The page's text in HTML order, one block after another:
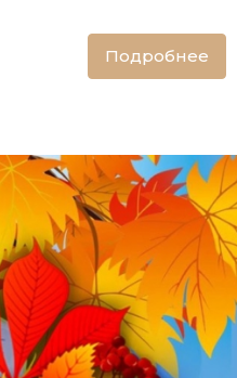
Подробнее